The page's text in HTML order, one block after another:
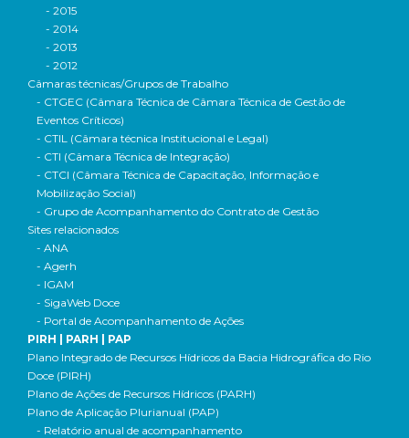
- 2015
- 2014
- 2013
- 2012
Câmaras técnicas/Grupos de Trabalho
- CTGEC (Câmara Técnica de Câmara Técnica de Gestão de
Eventos Críticos)
- CTIL (Câmara técnica Institucional e Legal)
- CTI (Câmara Técnica de Integração)
- CTCI (Câmara Técnica de Capacitação, Informação e
Mobilização Social)
- Grupo de Acompanhamento do Contrato de Gestão
Sites relacionados
- ANA
- Agerh
- IGAM
- SigaWeb Doce
- Portal de Acompanhamento de Ações
PIRH | PARH | PAP
Plano Integrado de Recursos Hídricos da Bacia Hidrográfica do Rio
Doce (PIRH)
Plano de Ações de Recursos Hídricos (PARH)
Plano de Aplicação Plurianual (PAP)
- Relatório anual de acompanhamento